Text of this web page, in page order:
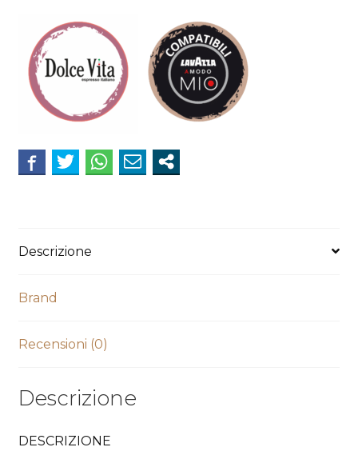
Mio®*
CARAMELITO
quantità
Descrizione
Brand
Recensioni (0)
Descrizione
DESCRIZIONE